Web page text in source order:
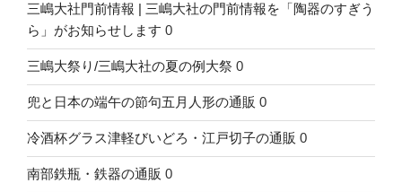
三嶋大社門前情報 | 三嶋大社の門前情報を「陶器のすぎう
ら」がお知らせします 0
三嶋大祭り/三嶋大社の夏の例大祭 0
兜と日本の端午の節句五月人形の通販 0
冷酒杯グラス津軽びいどろ・江戸切子の通販 0
南部鉄瓶・鉄器の通販 0